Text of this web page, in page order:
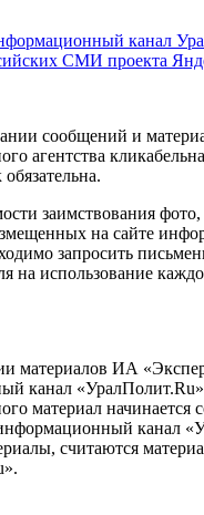
канал
СМИ проекта
сообщений и
агентства
заимствования фото,
на сайте
запросить
на использование
материалов ИА
канал «УралПолит.Ru»
материал начинается
канал
считаются